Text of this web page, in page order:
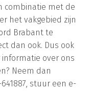
combinatie met de
het vakgebied zijn
Brabant te
dan ook. Dus ook
over ons
Neem dan
stuur een e-